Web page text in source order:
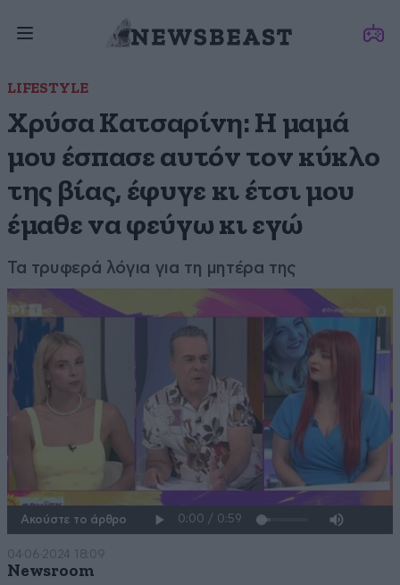
LIFESTYLE
Χρύσα Κατσαρίνη: Η μαμά
μου έσπασε αυτόν τον κύκλο
της βίας, έφυγε κι έτσι μου
έμαθε να φεύγω κι εγώ
Τα τρυφερά λόγια για τη μητέρα της
Ακούστε το άρθρο
04·06·2024 18:09
Newsroom